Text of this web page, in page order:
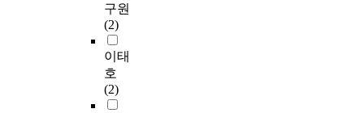
구원
(2)
이태
호
(2)